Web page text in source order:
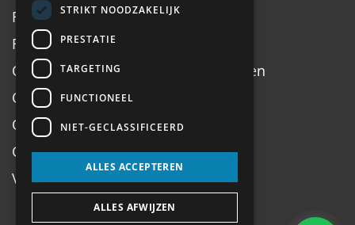
Fiets inruilen
Fietsadvies op maat
Onderhoud, Service, Halen & Brengen
Onderhoud Brompton
Openingstijden
Contact
Veel gestelde vragen
STRIKT NOODZAKELIJK
PRESTATIE
TARGETING
FUNCTIONEEL
NIET-GECLASSIFICEERD
ALLES ACCEPTEREN
ALLES AFWIJZEN